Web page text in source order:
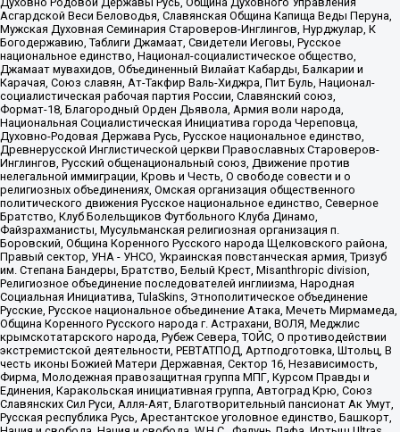
Асгардской Веси Беловодья, Славянская Община Капища Веды Перуна,
Мужская Духовная Семинария Староверов-Инглингов, Нурджулар, К
Богодержавию, Таблиги Джамаат, Свидетели Иеговы, Русское
национальное единство, Национал-социалистическое общество,
Джамаат мувахидов, Объединенный Вилайат Кабарды, Балкарии и
Карачая, Союз славян, Ат-Такфир Валь-Хиджра, Пит Буль, Национал-
социалистическая рабочая партия России, Славянский союз,
Формат-18, Благородный Орден Дьявола, Армия воли народа,
Национальная Социалистическая Инициатива города Череповца,
Духовно-Родовая Держава Русь, Русское национальное единство,
Древнерусской Инглистической церкви Православных Староверов-
Инглингов, Русский общенациональный союз, Движение против
нелегальной иммиграции, Кровь и Честь, О свободе совести и о
религиозных объединениях, Омская организация общественного
политического движения Русское национальное единство, Северное
Братство, Клуб Болельщиков Футбольного Клуба Динамо,
Файзрахманисты, Мусульманская религиозная организация п.
Боровский, Община Коренного Русского народа Щелковского района,
Правый сектор, УНА - УНСО, Украинская повстанческая армия, Тризуб
им. Степана Бандеры, Братство, Белый Крест, Misanthropic division,
Религиозное объединение последователей инглиизма, Народная
Социальная Инициатива, TulaSkins, Этнополитическое объединение
Русские, Русское национальное объединение Атака, Мечеть Мирмамеда,
Община Коренного Русского народа г. Астрахани, ВОЛЯ, Меджлис
крымскотатарского народа, Рубеж Севера, ТОЙС, О противодействии
экстремистской деятельности, РЕВТАТПОД, Артподготовка, Штольц, В
честь иконы Божией Матери Державная, Сектор 16, Независимость,
Фирма, Молодежная правозащитная группа МПГ, Курсом Правды и
Единения, Каракольская инициативная группа, Автоград Крю, Союз
Славянских Сил Руси, Алля-Аят, Благотворительный пансионат Ак Умут,
Русская республика Русь, Арестантское уголовное единство, Башкорт,